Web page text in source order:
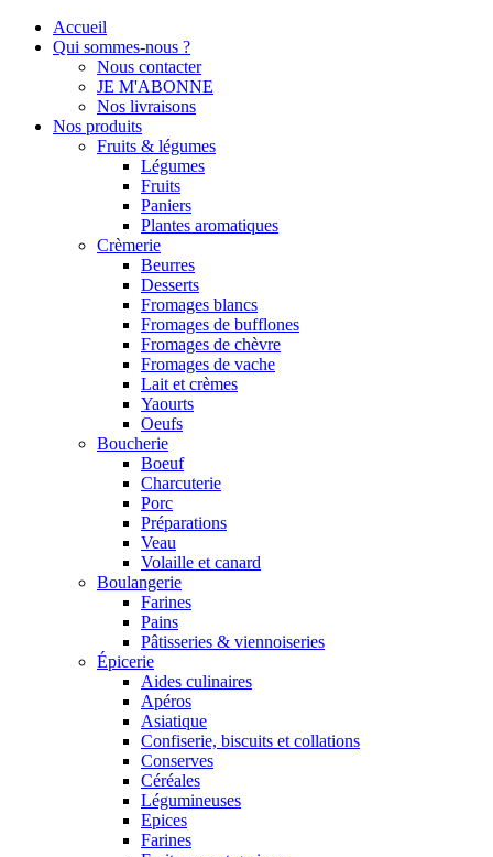
Accueil
Qui sommes-nous ?
Nous contacter
JE M'ABONNE
Nos livraisons
Nos produits
Fruits & légumes
Légumes
Fruits
Paniers
Plantes aromatiques
Crèmerie
Beurres
Desserts
Fromages blancs
Fromages de bufflones
Fromages de chèvre
Fromages de vache
Lait et crèmes
Yaourts
Oeufs
Boucherie
Boeuf
Charcuterie
Porc
Préparations
Veau
Volaille et canard
Boulangerie
Farines
Pains
Pâtisseries & viennoiseries
Épicerie
Aides culinaires
Apéros
Asiatique
Confiserie, biscuits et collations
Conserves
Céréales
Légumineuses
Epices
Farines